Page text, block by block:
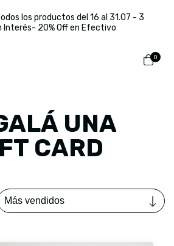
los productos del 16 al 31.07 - 3
Interés- 20% Off en Efectivo
0
UNA
CARD